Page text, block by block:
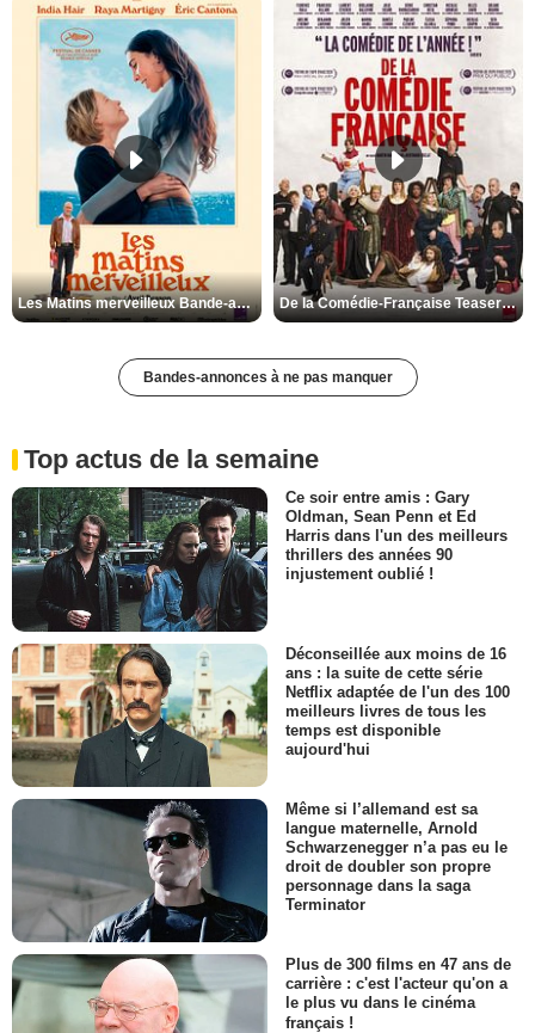
Les Matins merveilleux Bande-annonce VF De la Comédie-Française Teaser VF
Bandes-annonces à ne pas manquer
Top actus de la semaine
Ce soir entre amis : Gary
Oldman, Sean Penn et Ed
Harris dans l'un des meilleurs
thrillers des années 90
injustement oublié !
Déconseillée aux moins de 16
ans : la suite de cette série
Netflix adaptée de l'un des 100
meilleurs livres de tous les
temps est disponible
aujourd'hui
Même si l’allemand est sa
langue maternelle, Arnold
Schwarzenegger n’a pas eu le
droit de doubler son propre
personnage dans la saga
Terminator
Plus de 300 films en 47 ans de
carrière : c'est l'acteur qu'on a
le plus vu dans le cinéma
français !